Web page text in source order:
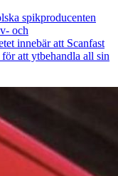
spikproducenten
och
innebär att Scanfast
att ytbehandla all sin